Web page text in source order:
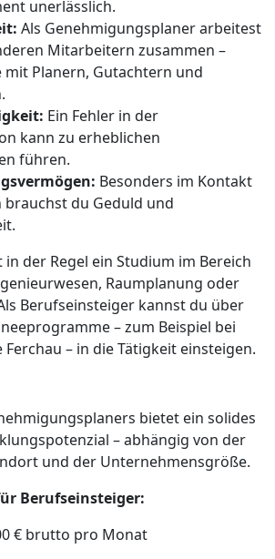
unerlässlich.
Als Genehmigungsplaner arbeitest
Mitarbeitern zusammen –
mit Planern, Gutachtern und
Ein Fehler in der
kann zu erheblichen
führen.
Besonders im Kontakt
brauchst du Geduld und
der Regel ein Studium im Bereich
Raumplanung oder
Berufseinsteiger kannst du über
– zum Beispiel bei
– in die Tätigkeit einsteigen.
bietet ein solides
– abhängig von der
und der Unternehmensgröße.
Berufseinsteiger:
€ brutto pro Monat